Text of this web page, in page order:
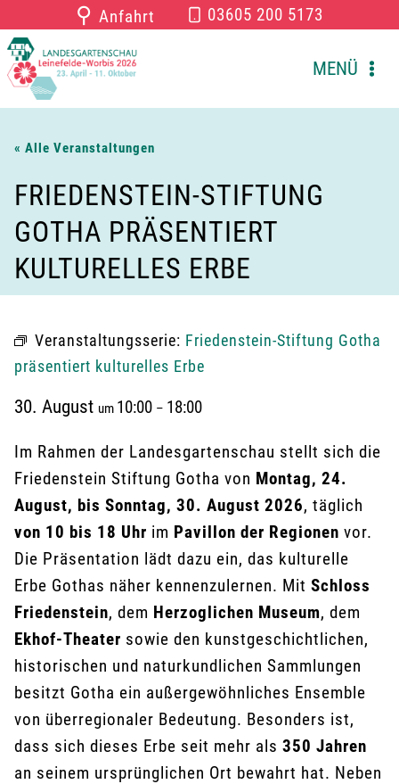
Inhalt
springen
⚲ Anfahrt 03605 200 5173
MENÜ
« Alle Veranstaltungen
FRIEDENSTEIN-STIFTUNG
GOTHA PRÄSENTIERT
KULTURELLES ERBE
Veranstaltungsserie: Friedenstein-Stiftung Gotha
präsentiert kulturelles Erbe
30. August um 10:00 – 18:00
Im Rahmen der Landesgartenschau stellt sich die
Friedenstein Stiftung Gotha von Montag, 24.
August, bis Sonntag, 30. August 2026, täglich
von 10 bis 18 Uhr im Pavillon der Regionen vor.
Die Präsentation lädt dazu ein, das kulturelle
Erbe Gothas näher kennenzulernen. Mit Schloss
Friedenstein, dem Herzoglichen Museum, dem
Ekhof-Theater sowie den kunstgeschichtlichen,
historischen und naturkundlichen Sammlungen
besitzt Gotha ein außergewöhnliches Ensemble
von überregionaler Bedeutung. Besonders ist,
dass sich dieses Erbe seit mehr als 350 Jahren
an seinem ursprünglichen Ort bewahrt hat. Neben